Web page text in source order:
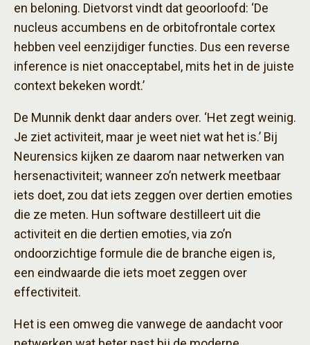
en beloning. Dietvorst vindt dat geoorloofd: ‘De
nucleus accumbens en de orbitofrontale cortex
hebben veel eenzijdiger functies. Dus een reverse
inference is niet onacceptabel, mits het in de juiste
context bekeken wordt.’
De Munnik denkt daar anders over. ‘Het zegt weinig.
Je ziet activiteit, maar je weet niet wat het is.’ Bij
Neurensics kijken ze daarom naar netwerken van
hersenactiviteit; wanneer zo’n netwerk meetbaar
iets doet, zou dat iets zeggen over dertien emoties
die ze meten. Hun software destilleert uit die
activiteit en die dertien emoties, via zo’n
ondoorzichtige formule die de branche eigen is,
een eindwaarde die iets moet zeggen over
effectiviteit.
Het is een omweg die vanwege de aandacht voor